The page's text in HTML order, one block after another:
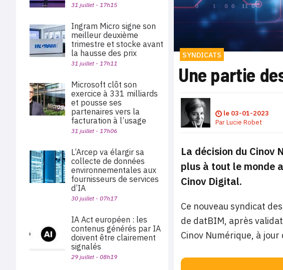
SYNDICATS
Une partie
le 03-01-2023
ParLucie Robet
La décision du Cinov
plus à tout le monde
Cinov Digital.
Ce nouveau syndicat
de datBIM, après
Cinov Numérique, à
31 juillet - 17h15
Ingram Micro signe son
meilleur deuxième
trimestre et stocke avant
la hausse des prix
31 juillet - 17h11
Microsoft clôt son
exercice à 331 milliards
et pousse ses
partenaires vers la
facturation à l’usage
31 juillet - 17h06
L’Arcep va élargir sa
collecte de données
environnementales aux
fournisseurs de services
d’IA
30 juillet - 07h17
IA Act européen : les
contenus générés par IA
doivent être clairement
signalés
29 juillet - 08h19